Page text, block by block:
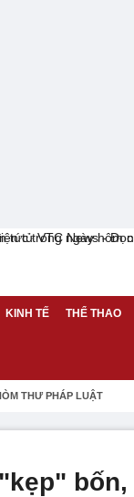
KINH TẾ THỂ THAO
THƯ PHÁP LUẬT
bốn,